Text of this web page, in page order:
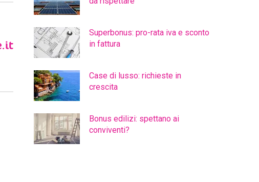
Superbonus: pro-rata iva e sconto
in fattura
Case di lusso: richieste in
crescita
Bonus edilizi: spettano ai
conviventi?